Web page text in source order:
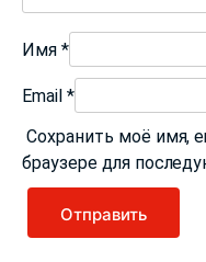
Имя *
Email *
Сохранить моё имя,
браузере для